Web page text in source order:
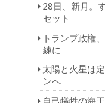
28日、新月。
セット
トランプ政権
練に
太陽と火星は
ンへ
自己犠牲の海